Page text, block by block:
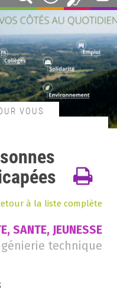
VOUS
à la liste complète
SANTE, JEUNESSE
technique